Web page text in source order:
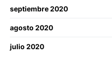
septiembre 2020
agosto 2020
julio 2020